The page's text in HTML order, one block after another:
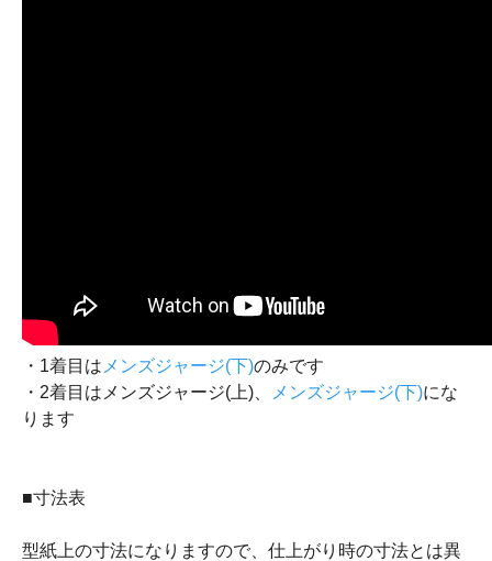
・1着目は メンズジャージ(下)のみです
・2着目はメンズジャージ(上)、
メンズジャージ(下)にな
ります
■寸法表
型紙上の寸法になりますので、仕上がり時の寸法とは異